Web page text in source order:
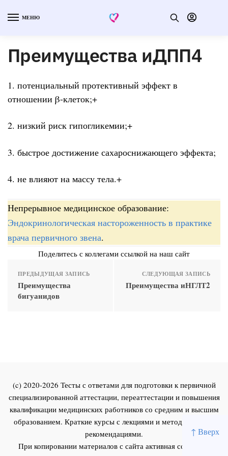
↑ Вверх
МЕНЮ
Преимущества иДПП4
1. потенциальный протективный эффект в
отношении β-клеток;+
2. низкий риск гипогликемии;+
3. быстрое достижение сахароснижающего эффекта;
4. не влияют на массу тела.+
Непрерывное медицинское образование:
Эндокринологическая настороженность в практике
врача первичного звена.
Поделитесь с коллегами ссылкой на наш сайт
ПРЕДЫДУЩАЯ ЗАПИСЬ
Преимущества
бигуанидов
СЛЕДУЮЩАЯ ЗАПИСЬ
Преимущества иНГЛТ2
(c) 2020-2026 Тесты с ответами для подготовки к первичной
специализированной аттестации, переаттестации и повышения
квалификации медицинских работников со средним и высшим
образованием. Краткие курсы с лекциями и методическими
рекомендациями.
При копировании материалов с сайта активная ссылка на